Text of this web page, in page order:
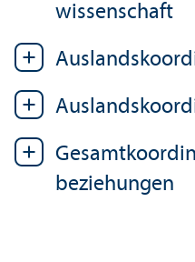
wissenschaft
beziehungen